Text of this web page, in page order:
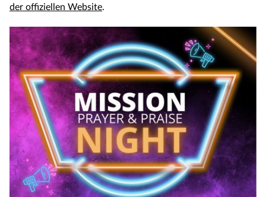
der offiziellen Website.